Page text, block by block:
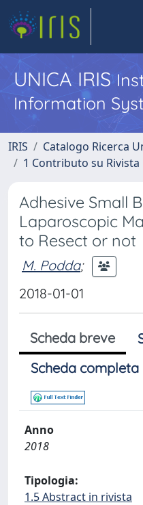
UNICA IRIS
Information
IRIS
Catalogo Ricerca
1 Contributo su Rivista
Adhesive Small
Laparoscopic
to Resect or not
M. Podda;
2018-01-01
Scheda breve
Scheda completa
Anno
2018
Tipologia:
1.5 Abstract in rivista